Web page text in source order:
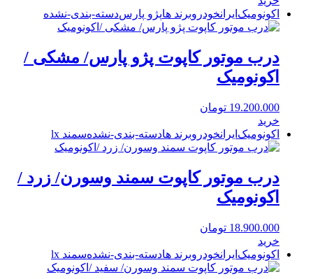
اکونومیک ایرانخودروبرند هاپژو پارسدسته-بندی-نشده
درب موتور کاپوت پژو پارس/ مشکی /
اکونومیک
19.200.000 تومان
خرید
اکونومیک ایرانخودروبرند هادسته-بندی-نشدهسمند lx
درب موتور کاپوت سمند وسورن/ زرد /
اکونومیک
18.900.000 تومان
خرید
اکونومیک ایرانخودروبرند هادسته-بندی-نشدهسمند lx